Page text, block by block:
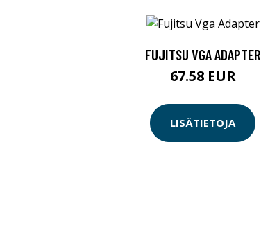
FUJITSU VGA ADAPTER
67.58 EUR
LISÄTIETOJA